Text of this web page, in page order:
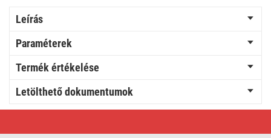
Leírás
Paraméterek
Termék értékelése
Letölthető dokumentumok